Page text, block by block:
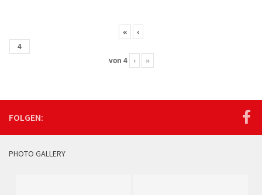
« ‹
von 4 › »
FOLGEN:
PHOTO GALLERY